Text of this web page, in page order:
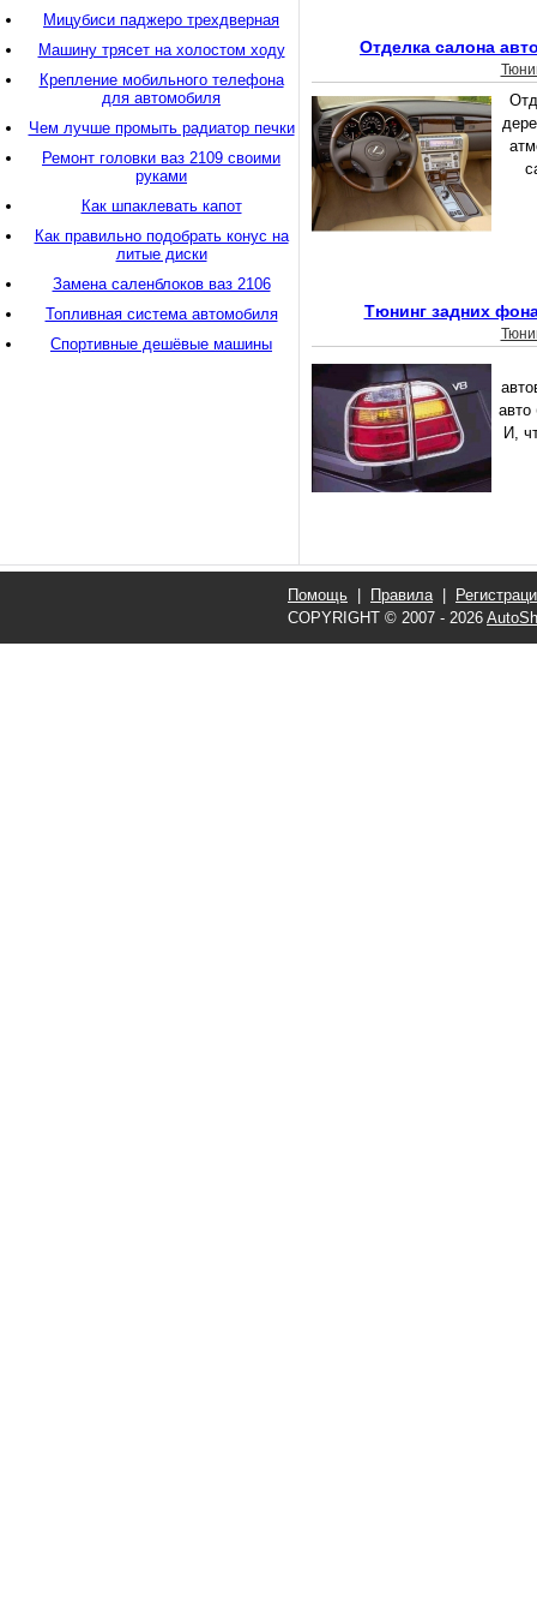
Отделка салона
Тюнинг задних
авто
И,
Мицубиси паджеро трехдверная
Машину трясет на холостом ходу
Крепление мобильного телефона
для автомобиля
Чем лучше промыть радиатор печки
Ремонт головки ваз 2109 своими
руками
Как шпаклевать капот
Как правильно подобрать конус на
литые диски
Замена саленблоков ваз 2106
Топливная система автомобиля
Спортивные дешёвые машины
Помощь Правила|
COPYRIGHT © 2007 - 2026